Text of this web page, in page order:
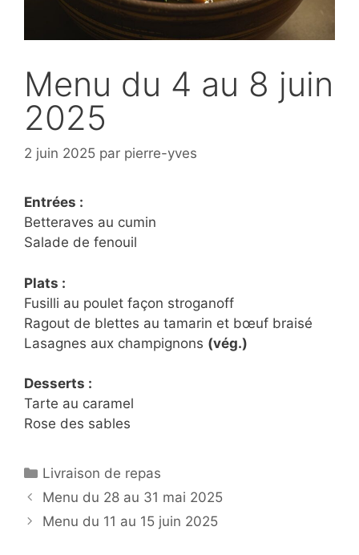
Menu du 4 au 8 juin
2025
2 juin 2025 par pierre-yves
Entrées :
Betteraves au cumin
Salade de fenouil
Plats :
Fusilli au poulet façon stroganoff
Ragout de blettes au tamarin et bœuf braisé
Lasagnes aux champignons (vég.)
Desserts :
Tarte au caramel
Rose des sables
Catégories
Livraison de repas
Menu du 28 au 31 mai 2025
Menu du 11 au 15 juin 2025